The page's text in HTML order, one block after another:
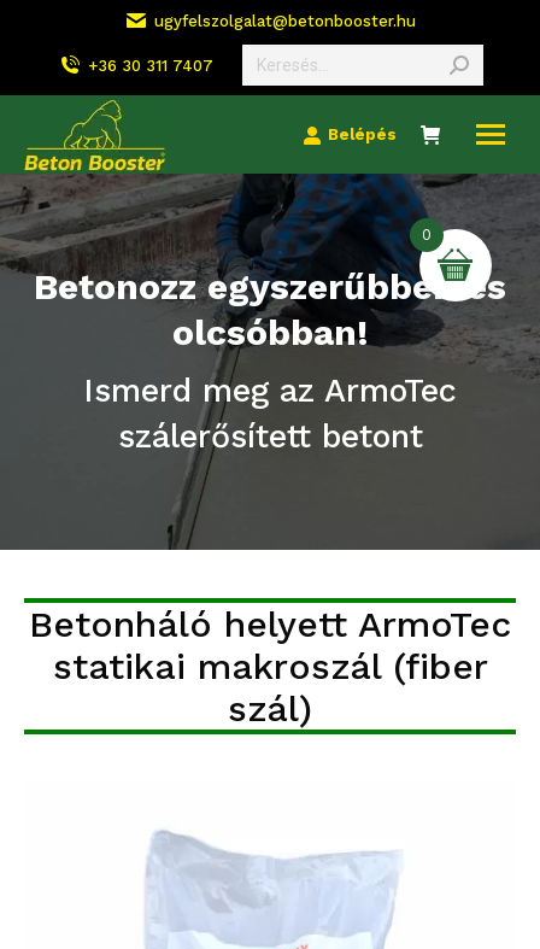
ugyfelszolgalat@betonbooster.hu
+36 30 311 7407
Search:
Belépés
Betonozz egyszerűbben és
olcsóbban!
Ismerd meg az ArmoTec
szálerősített betont
Betonháló helyett ArmoTec
statikai makroszál (fiber
szál)
0